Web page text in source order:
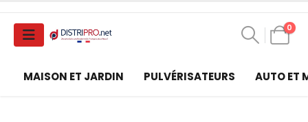
0
MAISON ET JARDIN PULVÉRISATEURS AUTO ET